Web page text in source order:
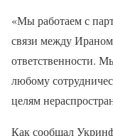
«Мы работаем с
связи между
ответственности.
любому
целям
Как сообщал